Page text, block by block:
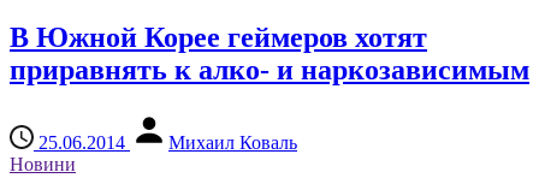
В Южной Корее геймеров хотят
приравнять к алко- и наркозависимым
25.06.2014
Михаил Коваль
Новини